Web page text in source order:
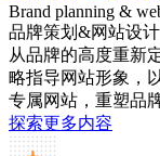
Brand planning &
品牌策划&网站设计
从品牌的高度重新
略指导网站形象，
专属网站，重塑品
探索更多内容